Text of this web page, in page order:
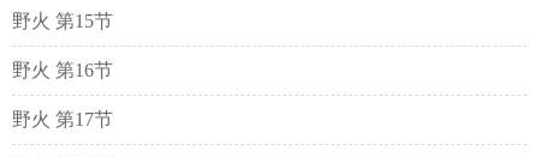
野火 第15节
野火 第16节
野火 第17节